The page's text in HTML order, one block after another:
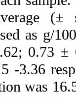
as g/
0.73 ±
-3.36
was